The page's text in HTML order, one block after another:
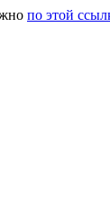
по этой